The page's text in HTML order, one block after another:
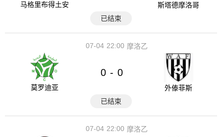
马格里布得土安
斯塔德摩洛哥
已结束
22:00
07-04 摩洛乙
莫罗迪亚
0 - 0
外傣菲斯
已结束
22:00
07-04 摩洛乙